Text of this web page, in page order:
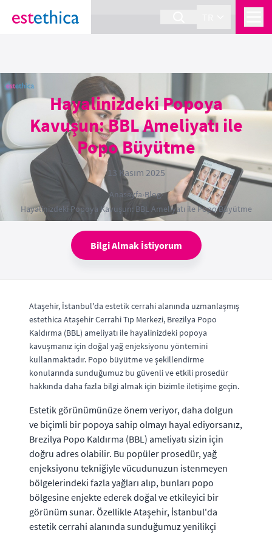
section Service {
Hayalinizdeki Popoya
Kavuşun: BBL Ameliyatı ile
Popo Büyütme
13 Kasım 2025
Anasayfa›Blog›
Hayalinizdeki Popoya Kavuşun: BBL Ameliyatı ile Popo Büyütme
Bilgi Almak İstiyorum
Ataşehir, İstanbul'da estetik cerrahi alanında uzmanlaşmış
estethica Ataşehir Cerrahi Tıp Merkezi, Brezilya Popo
Kaldırma (BBL) ameliyatı ile hayalinizdeki popoya
kavuşmanız için doğal yağ enjeksiyonu yöntemini
kullanmaktadır. Popo büyütme ve şekillendirme
konularında sunduğumuz bu güvenli ve etkili prosedür
hakkında daha fazla bilgi almak için bizimle iletişime geçin.
Estetik görünümünüze önem veriyor, daha dolgun
ve biçimli bir popoya sahip olmayı hayal ediyorsanız,
Brezilya Popo Kaldırma (BBL) ameliyatı sizin için
doğru adres olabilir. Bu popüler prosedür, yağ
enjeksiyonu tekniğiyle vücudunuzun istenmeyen
bölgelerindeki fazla yağları alıp, bunları popo
bölgesine enjekte ederek doğal ve etkileyici bir
görünüm sunar. Özellikle Ataşehir, İstanbul'da
estetik cerrahi alanında sunduğumuz yenilikçi